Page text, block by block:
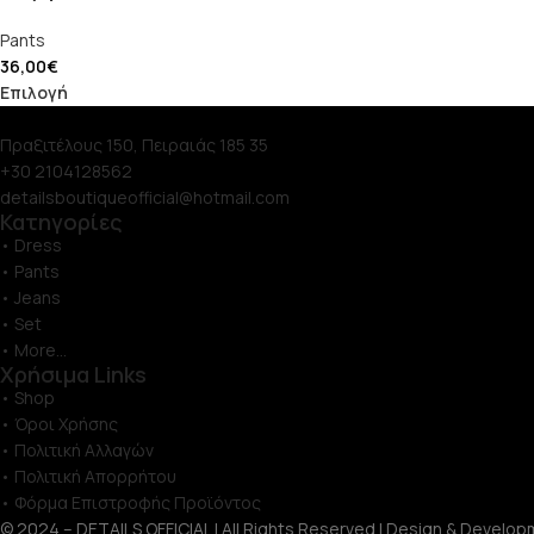
Pants
36,00€
Επιλογή
Πραξιτέλους 150, Πειραιάς 185 35
+30 2104128562
detailsboutiqueofficial@hotmail.com
Κατηγορίες
• Dress
• Pants
• Jeans
• Set
• More...
Χρήσιμα Links
• Shop
• Όροι Χρήσης
• Πολιτική Αλλαγών
• Πολιτική Απορρήτου
• Φόρμα Επιστροφής Προϊόντος
© 2024 – DETAILS OFFICIAL | All Rights Reserved | Design &